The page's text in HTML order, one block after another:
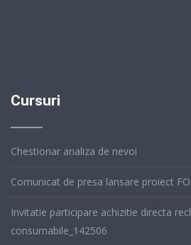
Cursuri
Chestionar analiza de nevoi
Comunicat de presa lansare proiect
Invitatie participare achizitie directa
consumabile_142506